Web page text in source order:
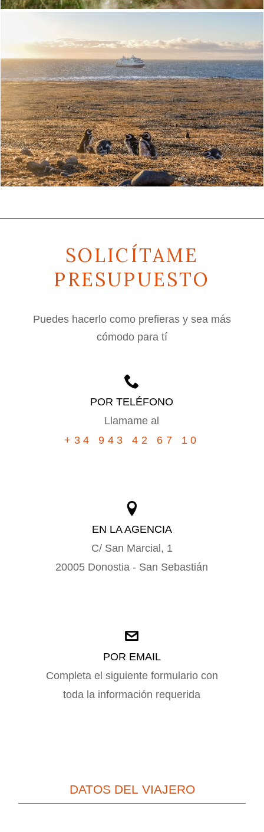
SOLICÍTAME
PRESUPUESTO
Puedes hacerlo como prefieras y sea más
cómodo para tí
POR TELÉFONO
Llamame al
+34 943 42 67 10
EN LA AGENCIA
C/ San Marcial, 1
20005 Donostia - San Sebastián
POR EMAIL
Completa el siguiente formulario con
toda la información requerida
DATOS DEL VIAJERO